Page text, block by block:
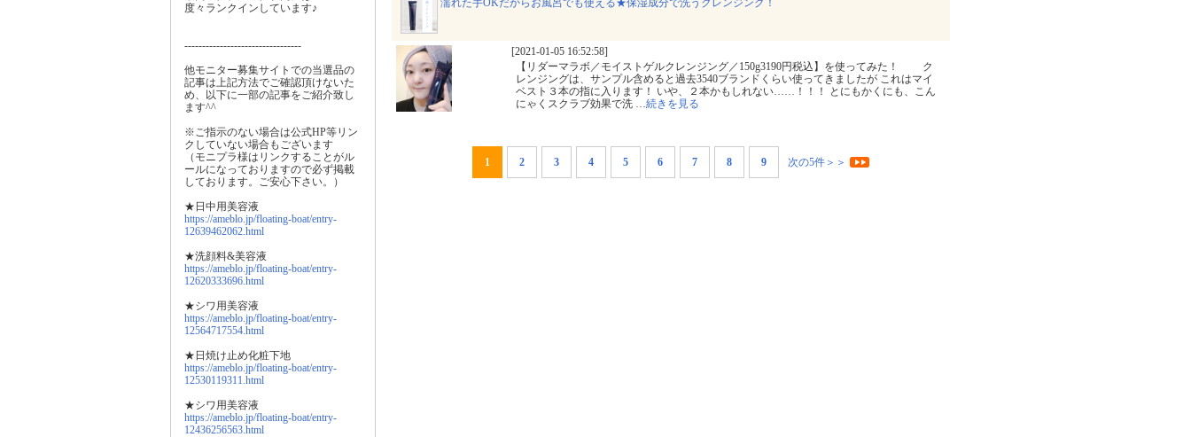
度々ランクインしています♪
---------------------------------
他モニター募集サイトでの当選品の
記事は上記方法でご確認頂けないた
め、以下に一部の記事をご紹介致し
ます^^
※ご指示のない場合は公式HP等リン
クしていない場合もございます
（モニプラ様はリンクすることがル
ールになっておりますので必ず掲載
しております。ご安心下さい。）
★日中用美容液
https://ameblo.jp/floating-boat/entry-
12639462062.html
★洗顔料&美容液
https://ameblo.jp/floating-boat/entry-
12620333696.html
★シワ用美容液
https://ameblo.jp/floating-boat/entry-
12564717554.html
★日焼け止め化粧下地
https://ameblo.jp/floating-boat/entry-
12530119311.html
★シワ用美容液
https://ameblo.jp/floating-boat/entry-
12436256563.html
濡れた手OKだからお風呂でも使える★保湿成分で洗うクレンジング！
[2021-01-05 16:52:58]
【リダーマラボ／モイストゲルクレンジング／150g3190円税込】を使ってみた！ ク
レンジングは、サンプル含めると過去3540ブランドくらい使ってきましたが これはマイ
ベスト３本の指に入ります！ いや、２本かもしれない……！！！ とにもかくにも、こん
にゃくスクラブ効果で洗 …続きを見る
1 2 3 4 5 6 7 8 9 次の5件＞＞